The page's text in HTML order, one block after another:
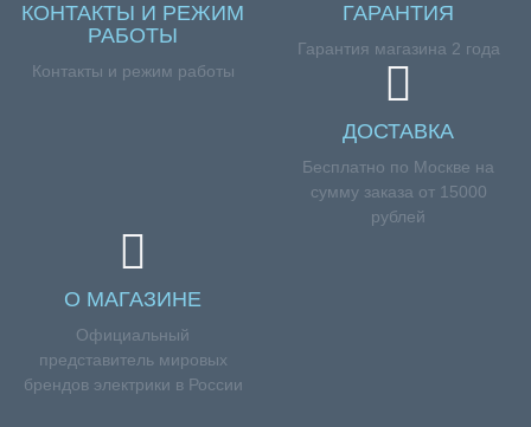
КОНТАКТЫ И РЕЖИМ
РАБОТЫ
Контакты и режим работы
ГАРАНТИЯ
Гарантия магазина 2 года
ДОСТАВКА
Бесплатно по Москве на
сумму заказа от 15000
рублей
О МАГАЗИНЕ
Официальный
представитель мировых
брендов электрики в России